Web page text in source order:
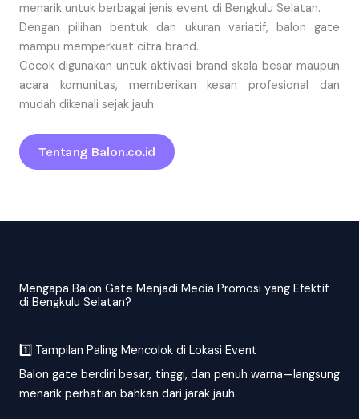
menarik untuk berbagai jenis event di Bengkulu Selatan.
Dengan pilihan bentuk dan ukuran variatif, balon gate
mampu memperkuat citra brand.
Cocok digunakan untuk aktivasi brand skala besar maupun
acara komunitas, memberikan kesan profesional dan
mudah dikenali sejak jauh.
Tentang Balon.co.id
Mengapa Balon Gate Menjadi Media Promosi yang Efektif
di Bengkulu Selatan?
1️⃣ Tampilan Paling Mencolok di Lokasi Event
Balon gate berdiri besar, tinggi, dan penuh warna—langsung
menarik perhatian bahkan dari jarak jauh.